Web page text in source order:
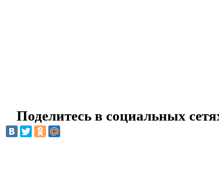
Поделитесь в социальных